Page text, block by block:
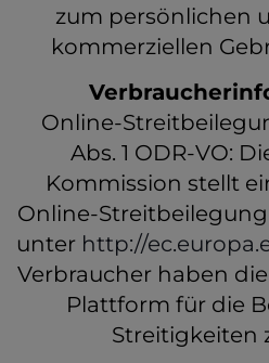
zum persönlichen
kommerziellen
Online-
Abs. 1 ODR-VO:
Kommission stellt
Online-Streitbeilegung
unter http://
Verbraucher haben
Plattform für die
Streitigkeiten